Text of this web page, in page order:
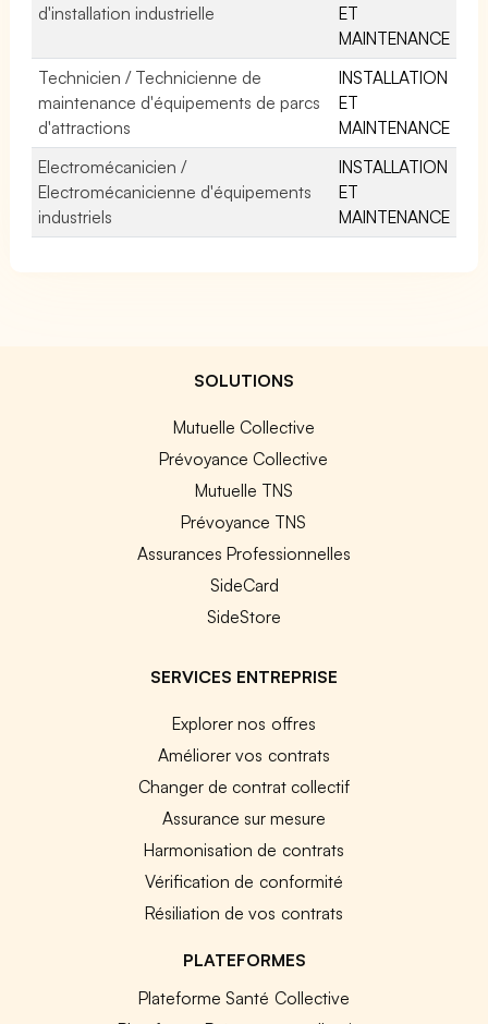
d'installation industrielle
ET
MAINTENANCE
Technicien / Technicienne de
maintenance d'équipements de parcs
d'attractions
INSTALLATION
ET
MAINTENANCE
Electromécanicien /
Electromécanicienne d'équipements
industriels
INSTALLATION
ET
MAINTENANCE
SOLUTIONS
Mutuelle Collective
Prévoyance Collective
Mutuelle TNS
Prévoyance TNS
Assurances Professionnelles
SideCard
SideStore
SERVICES ENTREPRISE
Explorer nos offres
Améliorer vos contrats
Changer de contrat collectif
Assurance sur mesure
Harmonisation de contrats
Vérification de conformité
Résiliation de vos contrats
PLATEFORMES
Plateforme Santé Collective